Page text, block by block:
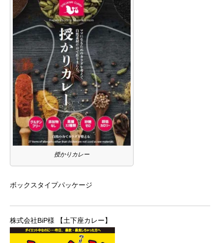
授かりカレー
ボックスタイプパッケージ
株式会社BiP様 【土下座カレー】